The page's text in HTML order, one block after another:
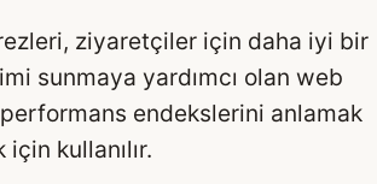
ziyaretçiler için daha iyi bir
sunmaya yardımcı olan web
endekslerini anlamak
kullanılır.